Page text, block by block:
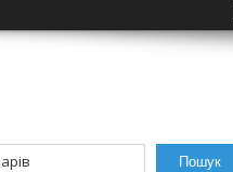
Пошук